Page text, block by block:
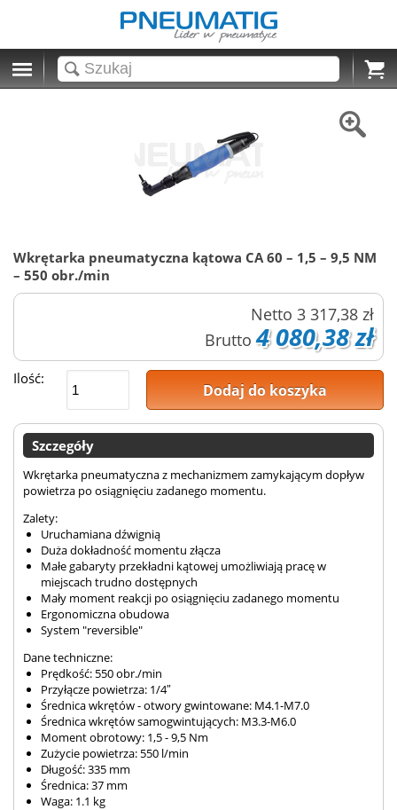
Cart
Wkrętarka pneumatyczna kątowa CA 60 – 1,5 – 9,5 NM
– 550 obr./min
Netto 3 317,38 zł
Brutto 4 080,38 zł
Ilość:
Dodaj do koszyka
Szczegóły
Wkrętarka pneumatyczna z mechanizmem zamykającym dopływ
powietrza po osiągnięciu zadanego momentu.
Zalety:
Uruchamiana dźwignią
Duża dokładność momentu złącza
Małe gabaryty przekładni kątowej umożliwiają pracę w
miejscach trudno dostępnych
Mały moment reakcji po osiągnięciu zadanego momentu
Ergonomiczna obudowa
System "reversible"
Dane techniczne:
Prędkość: 550 obr./min
Przyłącze powietrza: 1/4″
Średnica wkrętów - otwory gwintowane: M4.1-M7.0
Średnica wkrętów samogwintujących: M3.3-M6.0
Moment obrotowy: 1,5 - 9,5 Nm
Zużycie powietrza: 550 l/min
Długość: 335 mm
Średnica: 37 mm
Waga: 1.1 kg